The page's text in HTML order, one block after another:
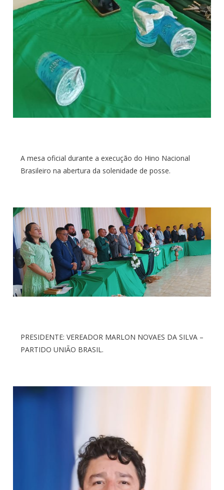
A mesa oficial durante a execução do Hino Nacional
Brasileiro na abertura da solenidade de posse.
PRESIDENTE: VEREADOR MARLON NOVAES DA SILVA –
PARTIDO UNIÃO BRASIL.